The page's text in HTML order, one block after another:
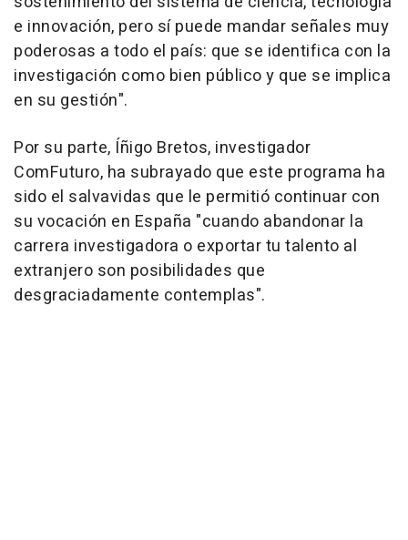
e innovación, pero sí puede mandar señales muy
poderosas a todo el país: que se identifica con la
investigación como bien público y que se implica
en su gestión".
Por su parte, Íñigo Bretos, investigador
ComFuturo, ha subrayado que este programa ha
sido el salvavidas que le permitió continuar con
su vocación en España "cuando abandonar la
carrera investigadora o exportar tu talento al
extranjero son posibilidades que
desgraciadamente contemplas".